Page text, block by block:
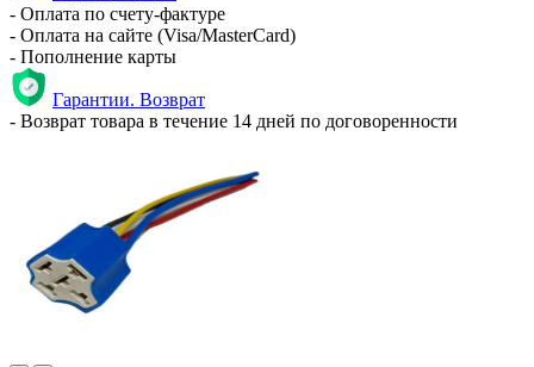
- Оплата по счету-фактуре
- Оплата на сайте (Visa/MasterCard)
- Пополнение карты
Гарантии. Возврат
- Возврат товара в течение 14 дней по договоренности